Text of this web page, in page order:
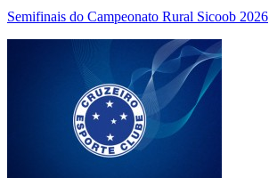
Semifinais do Campeonato Rural Sicoob 2026